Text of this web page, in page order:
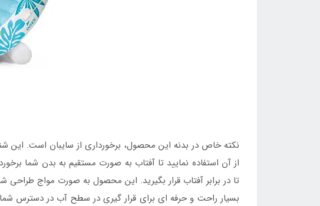
نکته خاص در بدنه این محصول، برخورداری از سایبان است. این
از آن استفاده نمایید تا آفتاب به صورت مستقیم به بدن شما
تا در برابر آفتاب قرار بگیرید. این محصول به صورت مواج
بسیار راحت و حرفه ای برای قرار گیری در سطح آب در دسترس